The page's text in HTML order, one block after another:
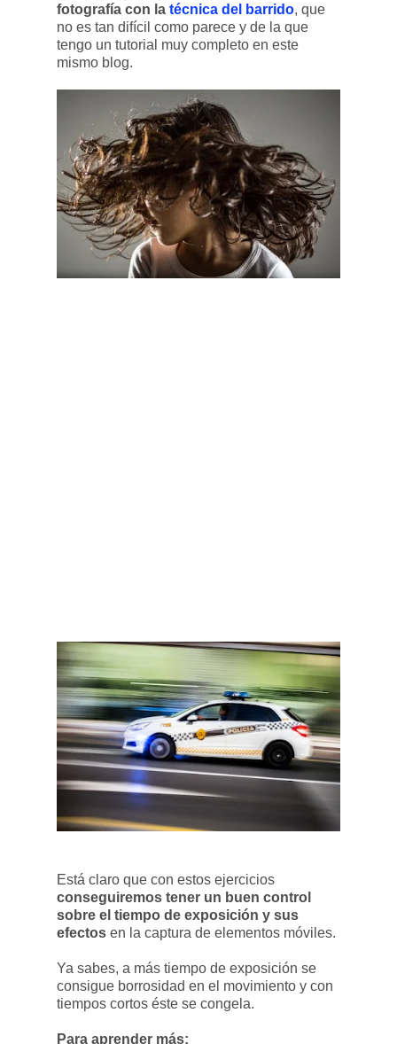
fotografía con la técnica del barrido, que
no es tan difícil como parece y de la que
tengo un tutorial muy completo en este
mismo blog.
Está claro que con estos ejercicios
conseguiremos tener un buen control
sobre el tiempo de exposición y sus
efectos en la captura de elementos móviles.
Ya sabes, a más tiempo de exposición se
consigue borrosidad en el movimiento y con
tiempos cortos éste se congela.
Para aprender más: